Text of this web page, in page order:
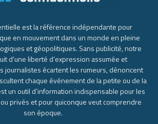
est la référence indépendante pour
en mouvement dans un monde en pleine
et géopolitiques. Sans publicité, notre
d’une liberté d’expression assumée et
journalistes écartent les rumeurs, dénoncent
chaque événement de la petite ou de la
un outil d’information indispensable pour les
privés et pour quiconque veut comprendre
son époque.